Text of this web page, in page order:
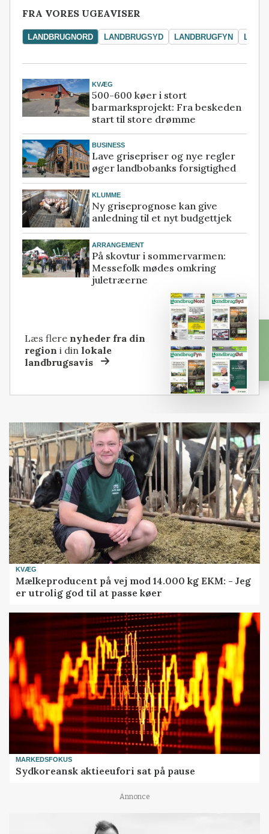
FRA VORES UGEAVISER
LANDBRUGNORD LANDBRUGSYD LANDBRUGFYN
KVÆG
500-600 køer i stort
barmarksprojekt: Fra beskeden
start til store drømme
BUSINESS
Lave grisepriser og nye regler
øger landbobanks forsigtighed
KLUMME
Ny griseprognose kan give
anledning til et nyt budgettjek
ARRANGEMENT
På skovtur i sommervarmen:
Messefolk mødes omkring
juletræerne
Læs flere nyheder fra din
region i dinlokale
landbrugsavis
KVÆG
Mælkeproducent på vej mod 14.000 kg EKM: - Jeg
er utrolig god til at passe køer
MARKEDSFOKUS
Sydkoreansk aktieeufori sat på pause
Annonce